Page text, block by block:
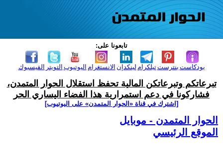
تابعونا على:
الفيسبوك التويتر اليوتيوب الانستغرام لينكدإن تيلكرامبنترست بودكاست
تبرعاتكم وتبرعاتكن المالية تحفظ استقلال الحوار المتمدن،
فشاركونا في دعم استمرارية هذا الفضاء اليساري الحر
[اشترك في قناة ‫«الحوار المتمدن» على اليوتيوب]
الحوار المتمدن - موبايل
الموقع الرئيسي